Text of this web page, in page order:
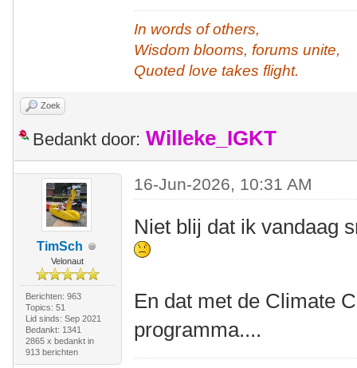
In words of others,
Wisdom blooms, forums unite,
Quoted love takes flight.
Zoek
Bedankt door: Willeke_IGKT
TimSch
Velonaut
Berichten: 963
Topics: 51
Lid sinds: Sep 2021
Bedankt: 1341
2865 x bedankt in
913 berichten
16-Jun-2026, 10:31 AM
Niet blij dat ik vandaag
En dat met de Climate
programma....